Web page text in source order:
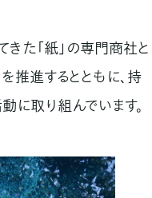
た「紙」の専門商社と
推進するとともに、 持
に取り組んでいます。